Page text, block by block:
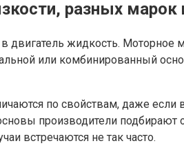
разных марок
в двигатель жидкость.
или комбинированный
по свойствам, даже
производители
встречаются не так часто.